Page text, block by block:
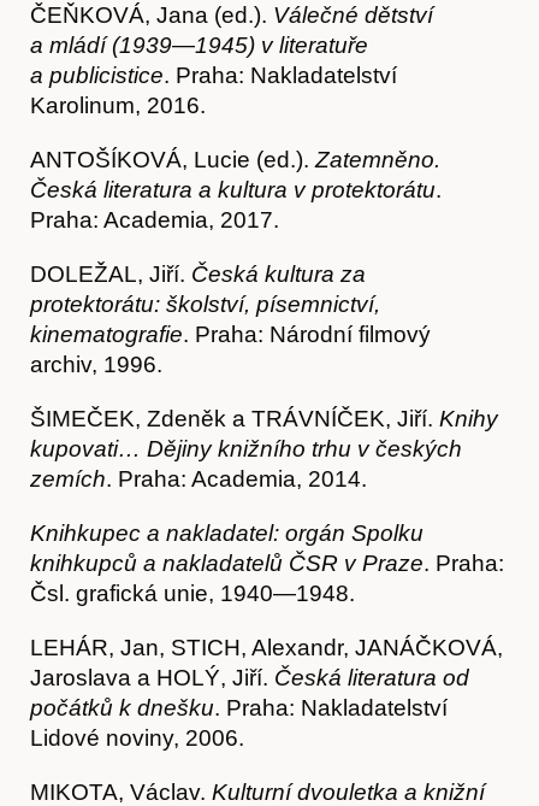
ČEŇKOVÁ, Jana (ed.). Válečné dětství
a mládí (1939—1945) v literatuře
a publicistice. Praha: Nakladatelství
Karolinum, 2016.
ANTOŠÍKOVÁ, Lucie (ed.). Zatemněno.
Česká literatura a kultura v protektorátu.
Praha: Academia, 2017.
DOLEŽAL, Jiří. Česká kultura za
protektorátu: školství, písemnictví,
kinematografie. Praha: Národní filmový
archiv, 1996.
ŠIMEČEK, Zdeněk a TRÁVNÍČEK, Jiří. Knihy
kupovati… Dějiny knižního trhu v českých
zemích. Praha: Academia, 2014.
Knihkupec a nakladatel: orgán Spolku
knihkupců a nakladatelů ČSR v Praze. Praha:
Čsl. grafická unie, 1940—1948.
LEHÁR, Jan, STICH, Alexandr, JANÁČKOVÁ,
Jaroslava a HOLÝ, Jiří. Česká literatura od
počátků k dnešku. Praha: Nakladatelství
Lidové noviny, 2006.
MIKOTA, Václav. Kulturní dvouletka a knižní